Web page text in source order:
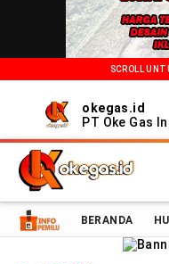
SCROLL
okegas.id
PT Oke Gas
Oke Gas Indonesia |
BERANDA